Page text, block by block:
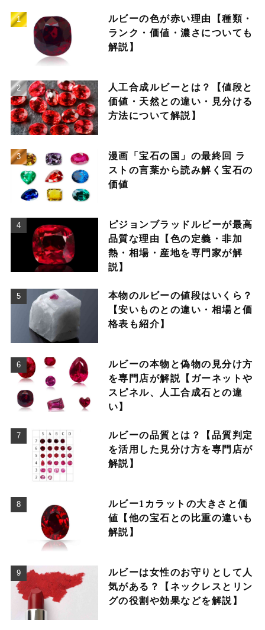
ルビーの色が赤い理由【種類・
ランク・価値・濃さについても
解説】
人工合成ルビーとは？【値段と
価値・天然との違い・見分ける
方法について解説】
漫画「宝石の国」の最終回 ラ
ストの言葉から読み解く宝石の
価値
ピジョンブラッドルビーが最高
品質な理由【色の定義・非加
熱・相場・産地を専門家が解
説】
本物のルビーの値段はいくら？
【安いものとの違い・相場と価
格表も紹介】
ルビーの本物と偽物の見分け方
を専門店が解説【ガーネットや
スピネル、人工合成石との違
い】
ルビーの品質とは？【品質判定
を活用した見分け方を専門店が
解説】
ルビー1カラットの大きさと価
値【他の宝石との比重の違いも
解説】
ルビーは女性のお守りとして人
気がある？【ネックレスとリン
グの役割や効果などを解説】